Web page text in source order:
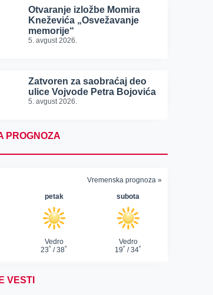
Otvaranje izložbe Momira
Kneževića „Osvežavanje
memorije“
5. avgust 2026.
Zatvoren za saobraćaj deo
ulice Vojvode Petra Bojovića
5. avgust 2026.
PROGNOZA
VESTI